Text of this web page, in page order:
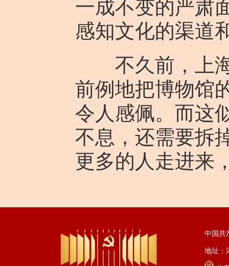
一成不变的严肃
感知文化的渠道
不久前，上海
前例地把博物馆
令人感佩。而这
不息，还需要拆
更多的人走进来
中国共
地址：